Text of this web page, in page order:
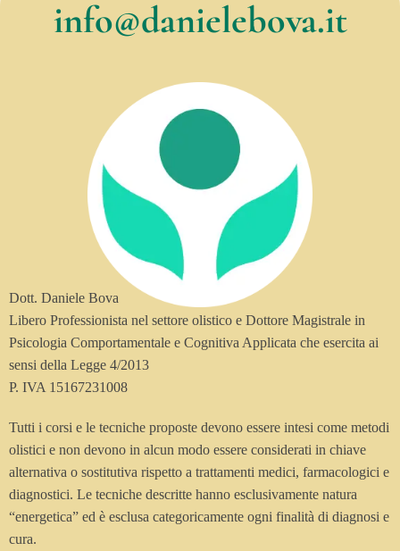
info@danielebova.it
Dott. Daniele Bova
Libero Professionista nel settore olistico e Dottore Magistrale in
Psicologia Comportamentale e Cognitiva Applicata che esercita ai
sensi della Legge 4/2013
P. IVA 15167231008
Tutti i corsi e le tecniche proposte devono essere intesi come metodi
olistici e non devono in alcun modo essere considerati in chiave
alternativa o sostitutiva rispetto a trattamenti medici, farmacologici e
diagnostici. Le tecniche descritte hanno esclusivamente natura
“energetica” ed è esclusa categoricamente ogni finalità di diagnosi e
cura.